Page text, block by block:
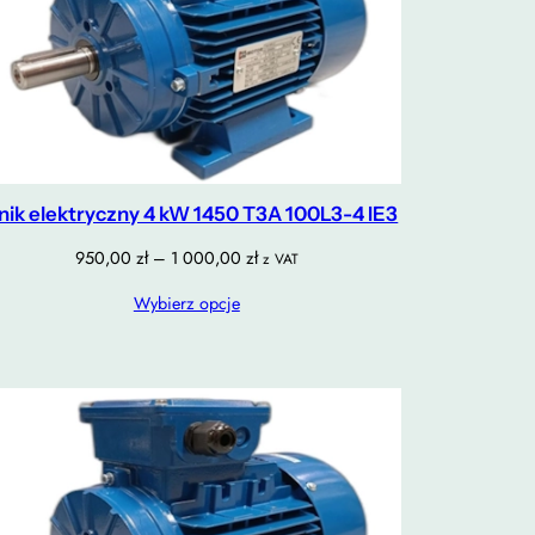
elektryczny 4 kW 1450 T3A 100L3-4 IE3
950,00 zł – 1 000,00 złZakres
1
000,00 zł
z VAT
Wybierz opcje